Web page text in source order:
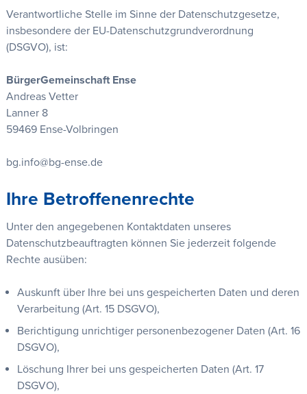
Verantwortliche Stelle im Sinne der Datenschutzgesetze,
insbesondere der EU-Datenschutzgrundverordnung
(DSGVO), ist:
BürgerGemeinschaft Ense
Andreas Vetter
Lanner 8
59469 Ense-Volbringen
bg.info@bg-ense.de
Ihre Betroffenenrechte
Unter den angegebenen Kontaktdaten unseres
Datenschutzbeauftragten können Sie jederzeit folgende
Rechte ausüben:
Auskunft über Ihre bei uns gespeicherten Daten und deren
Verarbeitung (Art. 15 DSGVO),
Berichtigung unrichtiger personenbezogener Daten (Art. 16
DSGVO),
Löschung Ihrer bei uns gespeicherten Daten (Art. 17
DSGVO),